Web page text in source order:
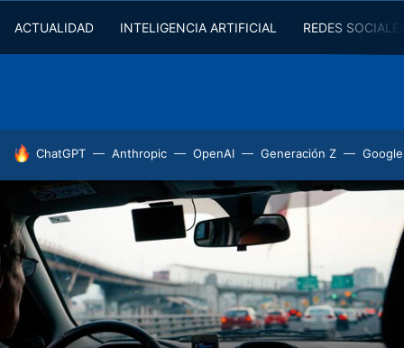
ACTUALIDAD INTELIGENCIA ARTIFICIAL REDES
HOY SE HABLA DE
ChatGPT Anthropic OpenAI Generación Z